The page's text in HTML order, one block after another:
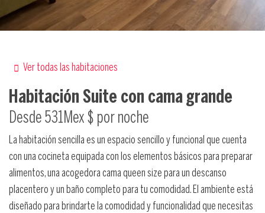
Ver todas las habitaciones
Habitación Suite con cama grande
Desde 531Mex $ por noche
La habitación sencilla es un espacio sencillo y funcional que cuenta
con una cocineta equipada con los elementos básicos para preparar
alimentos, una acogedora cama queen size para un descanso
placentero y un baño completo para tu comodidad. El ambiente está
diseñado para brindarte la comodidad y funcionalidad que necesitas